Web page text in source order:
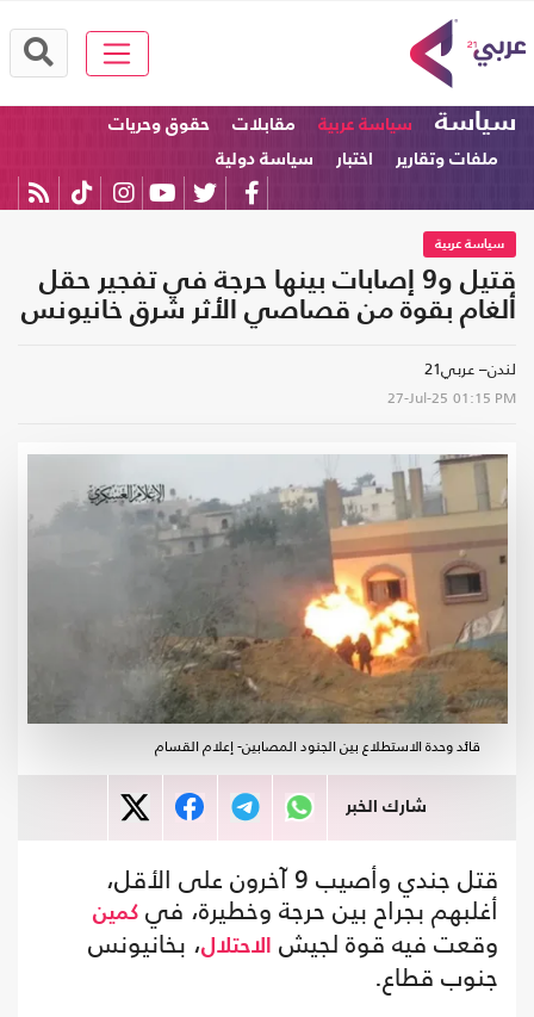
سياسة سياسة عربية مقابلات
حقوق وحريات
ملفات وتقارير
اختبار سياسة دولية
سياسة عربية
قتيل و9 إصابات بينها حرجة في تفجير حقل
ألغام بقوة من قصاصي الأثر شرق خانيونس
لندن– عربي21
27-Jul-25 01:15 PM
قائد وحدة الاستطلاع بين الجنود المصابين- إعلام القسام
شارك الخبر
قتل جندي وأصيب 9 آخرون على الأقل،
أغلبهم بجراح بين حرجة وخطيرة، في كمين
وقعت فيه قوة لجيش الاحتلال، بخانيونس
جنوب قطاع.